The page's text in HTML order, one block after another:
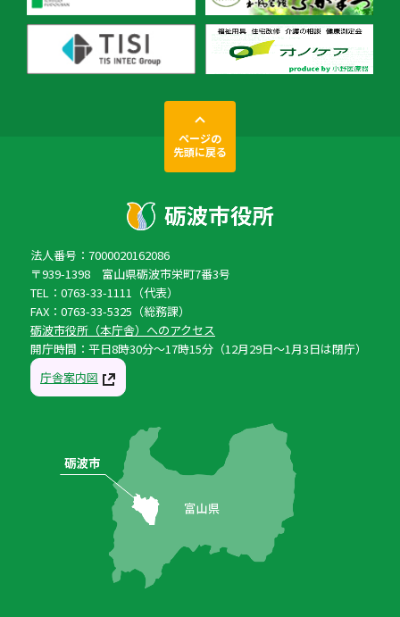
ページの
先頭に戻る
法人番号：7000020162086
〒939-1398 富山県砺波市栄町7番3号
TEL：0763-33-1111（代表）
FAX：0763-33-5325（総務課）
砺波市役所（本庁舎）へのアクセス
開庁時間：平日8時30分〜17時15分（12月29日〜1月3日は閉庁）
庁舎案内図